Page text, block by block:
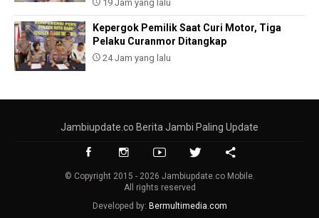
19 Jam yang lalu
Kepergok Pemilik Saat Curi Motor, Tiga
Pelaku Curanmor Ditangkap
24 Jam yang lalu
Jambiupdate.co Berita Jambi Paling Update
© Copyright 2015 - 2026 Jambiupdate.co Mobile.
All rights reserved
Developed by: Bermultimedia.com